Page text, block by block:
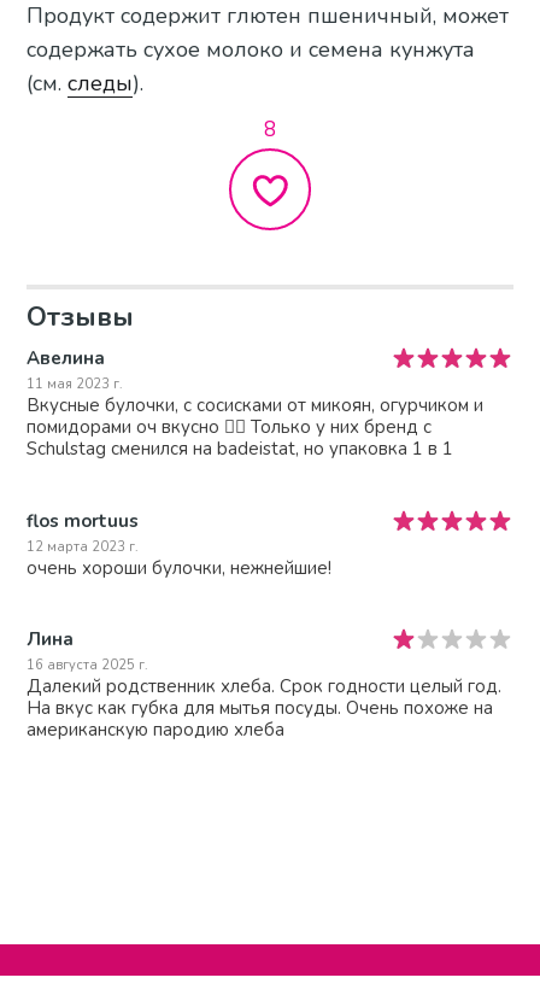
Продукт содержит глютен пшеничный, может
содержать сухое молоко и семена кунжута
(см.следы).
8
Отзывы
Авелина
11 мая 2023 г.
Вкусные булочки, с сосисками от микоян, огурчиком и
помидорами оч вкусно 👍🏻 Только у них бренд с
Schulstag сменился на badeistat, но упаковка 1 в 1
flos mortuus
12 марта 2023 г.
очень хороши булочки, нежнейшие!
Лина
16 августа 2025 г.
Далекий родственник хлеба. Срок годности целый год.
На вкус как губка для мытья посуды. Очень похоже на
американскую пародию хлеба